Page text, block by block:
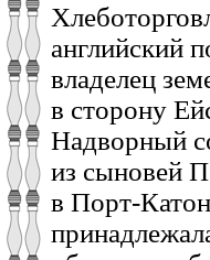
английский
владелец
в сторону
Надворный
из сыновей
в Порт-